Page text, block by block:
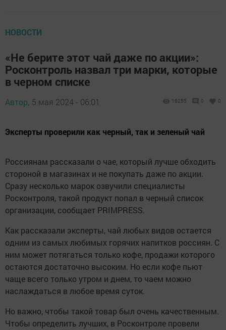
НОВОСТИ
«Не берите этот чай даже по акции»:
Росконтроль назвал три марки, которые
в черном списке
Автор, 5 мая 2024 - 06:01 16255 0 0
Эксперты проверили как черный, так и зеленый чай
Россиянам рассказали о чае, который лучше обходить
стороной в магазинах и не покупать даже по акции.
Сразу несколько марок озвучили специалисты
Росконтроля, такой продукт попал в черный список
организации, сообщает PRIMPRESS.
Как рассказали эксперты, чай любых видов остается
одним из самых любимых горячих напитков россиян. С
ним может потягаться только кофе, продажи которого
остаются достаточно высоким. Но если кофе пьют
чаще всего только утром и днем, то чаем можно
наслаждаться в любое время суток.
Но важно, чтобы такой товар был очень качественным.
Чтобы определить лучших, в Росконтроле провели